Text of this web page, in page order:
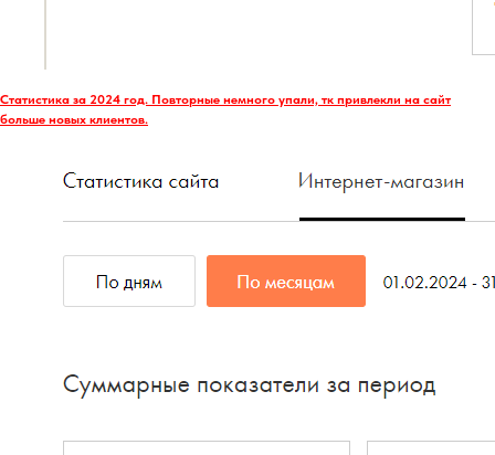
Статистика за 2024 год. Повторные немного упали, тк привлекли на сайт
больше новых клиентов.